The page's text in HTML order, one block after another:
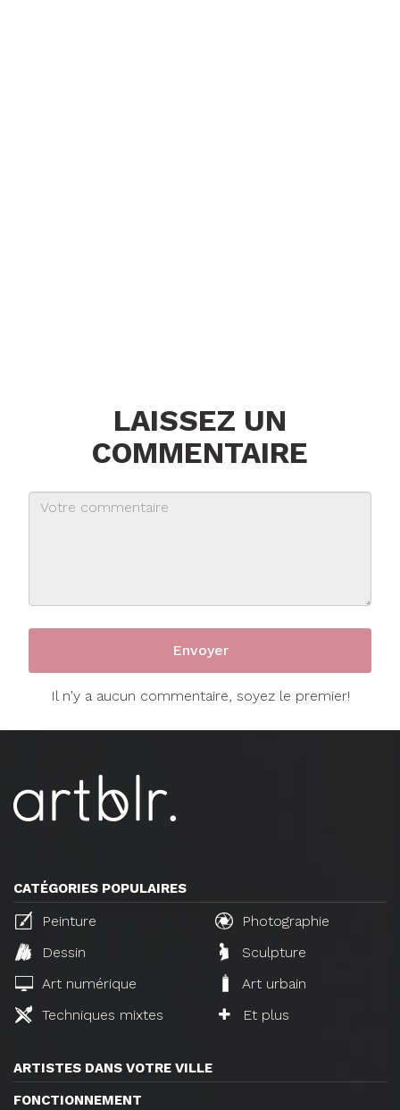
LAISSEZ UN
COMMENTAIRE
Il n'y a aucun commentaire, soyez le premier!
CATÉGORIES POPULAIRES
Peinture
Photographie
Dessin
Sculpture
Art numérique
Art urbain
Techniques mixtes
Et plus
ARTISTES DANS VOTRE VILLE
FONCTIONNEMENT